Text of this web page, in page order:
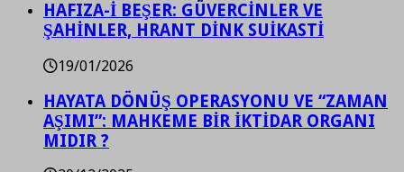
HAFIZA-İ BEŞER: GÜVERCİNLER VE
ŞAHİNLER, HRANT DİNK SUİKASTİ
19/01/2026
HAYATA DÖNÜŞ OPERASYONU VE “ZAMAN
AŞIMI”: MAHKEME BİR İKTİDAR ORGANI
MIDIR ?